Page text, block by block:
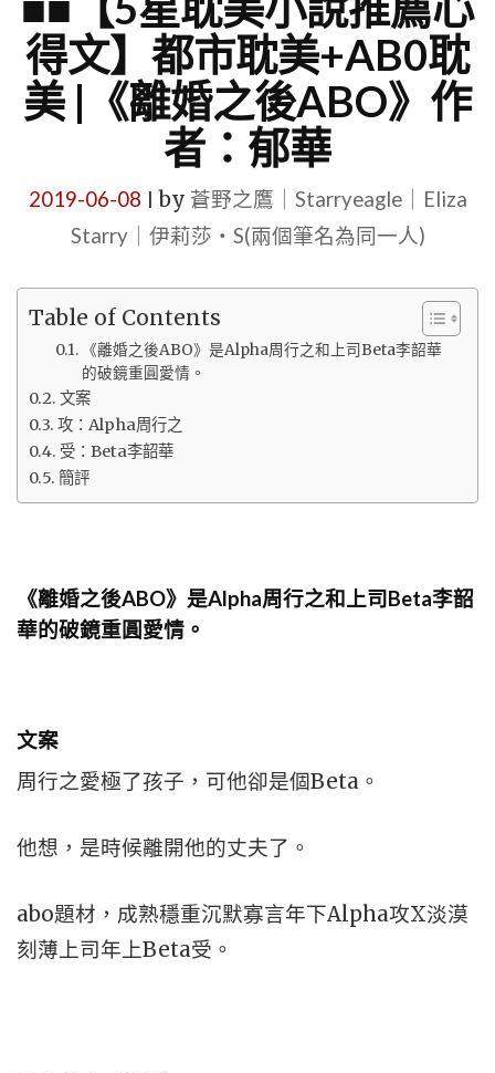
得文】都市耽美+AB0耽
美 |《離婚之後ABO》作
者：郁華
2019-06-08 by 蒼野之鷹｜Starryeagle｜Eliza
Starry｜伊莉莎・S(兩個筆名為同一人)
Table of Contents
《離婚之後ABO》是Alpha周行之和上司Beta李韶華
的破鏡重圓愛情。
文案
攻：Alpha周行之
受：Beta李韶華
簡評
《離婚之後ABO》是Alpha周行之和上司Beta李韶
華的破鏡重圓愛情。
文案
周行之愛極了孩子，可他卻是個Beta。
他想，是時候離開他的丈夫了。
abo題材，成熟穩重沉默寡言年下Alpha攻X淡漠
刻薄上司年上Beta受。